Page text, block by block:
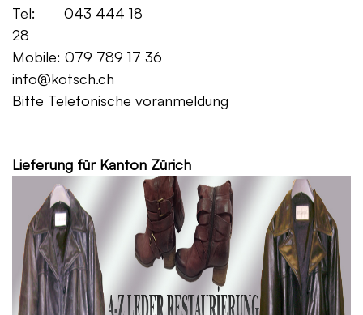
Tel: 043 444 18
28
Mobile: 079 789 17 36
info@kotsch.ch
Bitte Telefonische voranmeldung
Lieferung für Kanton Zürich